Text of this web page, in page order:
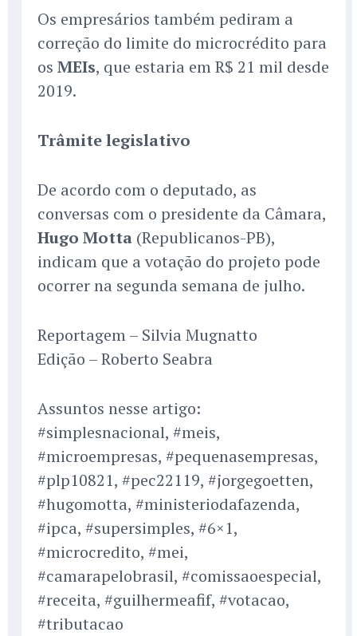
Os empresários também pediram a
correção do limite do microcrédito para
os MEIs, que estaria em R$ 21 mil desde
2019.
Trâmite legislativo
De acordo com o deputado, as
conversas com o presidente da Câmara,
Hugo Motta (Republicanos-PB),
indicam que a votação do projeto pode
ocorrer na segunda semana de julho.
Reportagem – Silvia Mugnatto
Edição – Roberto Seabra
Assuntos nesse artigo:
#simplesnacional, #meis,
#microempresas, #pequenasempresas,
#plp10821, #pec22119, #jorgegoetten,
#hugomotta, #ministeriodafazenda,
#ipca, #supersimples, #6×1,
#microcredito, #mei,
#camarapelobrasil, #comissaoespecial,
#receita, #guilhermeafif, #votacao,
#tributacao